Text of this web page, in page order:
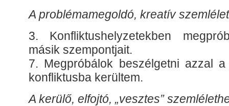
A problémamegoldó, kreatív
3. Konfliktushelyzetekben
másik szempontjait.
7. Megpróbálok beszélgetni azzal
konfliktusba kerültem.
A kerülő, elfojtó, „vesztes”